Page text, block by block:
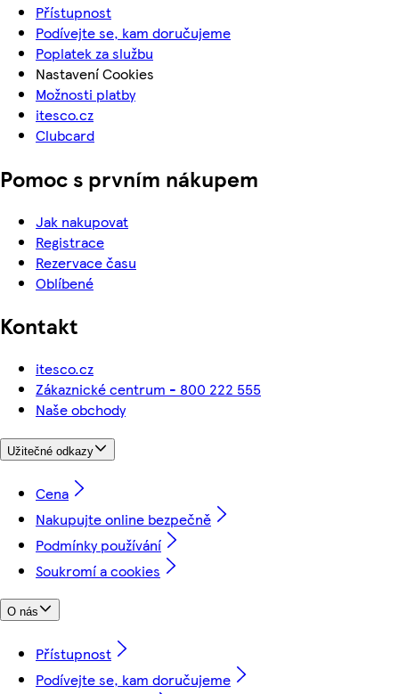
Přístupnost
Podívejte se, kam doručujeme
Poplatek za službu
Nastavení Cookies
Možnosti platby
itesco.cz
Clubcard
Pomoc s prvním nákupem
Jak nakupovat
Registrace
Rezervace času
Oblíbené
Kontakt
itesco.cz
Zákaznické centrum - 800 222 555
Naše obchody
Užitečné odkazy
Cena
Nakupujte online bezpečně
Podmínky používání
Soukromí a cookies
O nás
Přístupnost
Podívejte se, kam doručujeme